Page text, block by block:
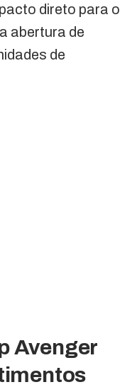
direto para o
abertura de
de
Avenger